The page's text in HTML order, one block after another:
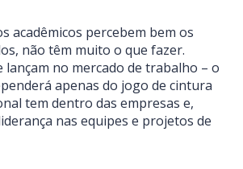
acadêmicos percebem bem os
não têm muito o que fazer.
lançam no mercado de trabalho – o
apenas do jogo de cintura
tem dentro das empresas e,
nas equipes e projetos de